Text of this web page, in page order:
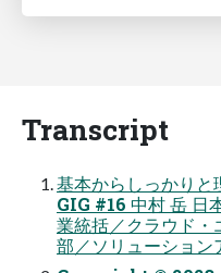
Transcript
基本からしっかり
GIG #16 中村 岳 日
業統括／クラウド・
部／ソリューショ